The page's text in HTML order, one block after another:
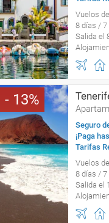
Vuelos
8 días / 7
Salida el
13
Seguro
¡Paga
Tarifas
Vuelos
8 días / 7
Salida el